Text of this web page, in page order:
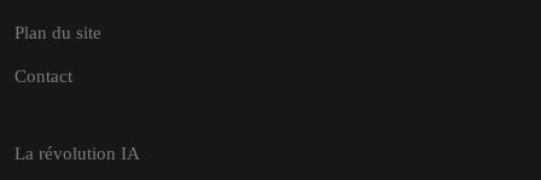
Plan du site
Contact
La révolution IA